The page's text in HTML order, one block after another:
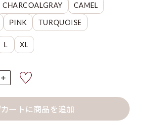
CHARCOALGRAY CAMEL
PINK TURQUOISE
L XL
カートに商品を追加